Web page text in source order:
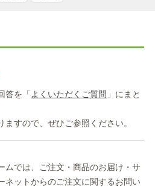
答を「 よくいただくご質問 」にまと
すので、ぜひご参照ください。
ムでは、ご注文・商品のお届け・サ
ネットからのご注文に関するお問い